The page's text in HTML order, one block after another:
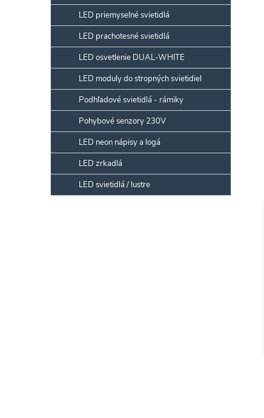
LED priemyselné svietidlá
LED prachotesné svietidlá
LED osvetlenie DUAL-WHITE
LED moduly do stropných svietidiel
Podhľadové svietidlá - rámiky
Pohybové senzory 230V
LED neon nápisy a logá
LED zrkadlá
LED svietidlá / lustre